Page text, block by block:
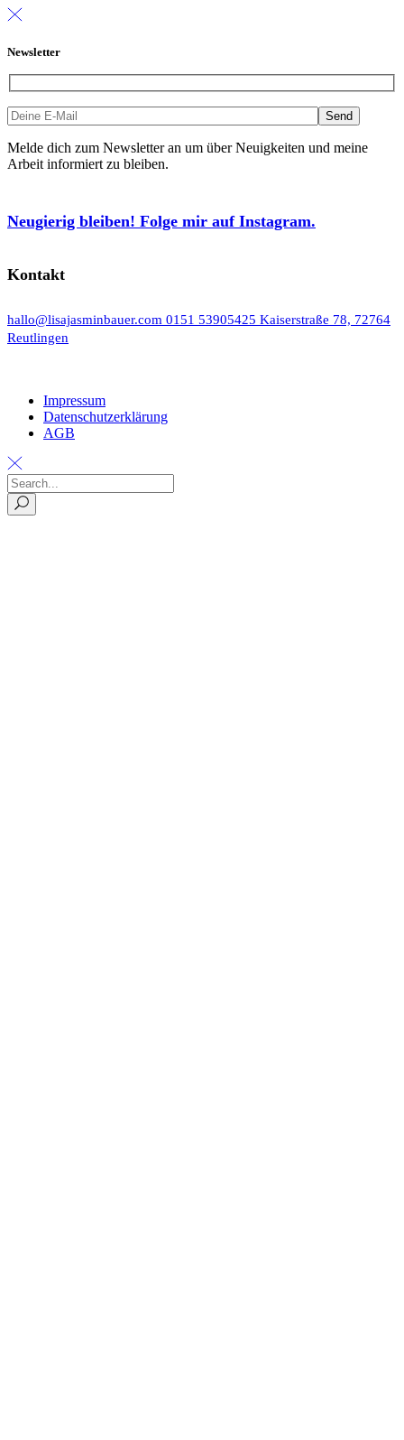
Newsletter
Melde dich zum Newsletter an um über Neuigkeiten und meine
Arbeit informiert zu bleiben.
Neugierig bleiben! Folge mir auf Instagram.
Kontakt
hallo@lisajasminbauer.com 0151 53905425 Kaiserstraße 78, 72764
Reutlingen
Impressum
Datenschutzerklärung
AGB